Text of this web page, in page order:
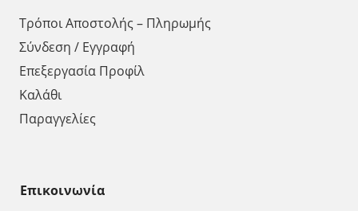
Τρόποι Αποστολής – Πληρωμής
Σύνδεση / Εγγραφή
Επεξεργασία Προφίλ
Καλάθι
Παραγγελίες
Επικοινωνία